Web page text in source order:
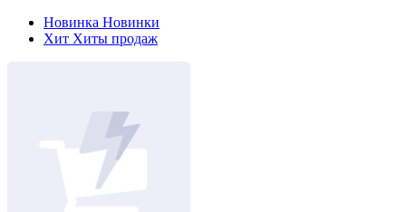
Новинка Новинки
Хит Хиты продаж